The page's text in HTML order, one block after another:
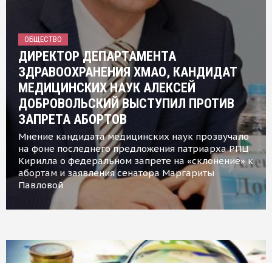
ОБЩЕСТВО
ДИРЕКТОР ДЕПАРТАМЕНТА
ЗДРАВООХРАНЕНИЯ ХМАО, КАНДИДАТ
МЕДИЦИНСКИХ НАУК АЛЕКСЕЙ
ДОБРОВОЛЬСКИЙ ВЫСТУПИЛ ПРОТИВ
ЗАПРЕТА АБОРТОВ
Мнение кандидата медицинских наук прозвучало
на фоне последнего предложения патриарха РПЦ
Кирилла о федеральном запрете на «склонение» к
абортам и заявления сенатора Маргариты
Павловой